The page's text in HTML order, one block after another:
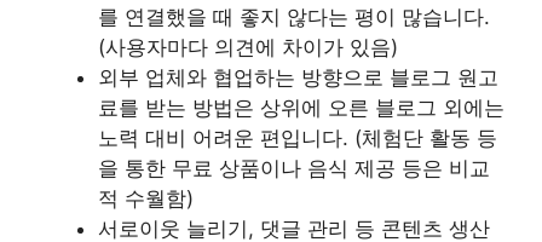
를 연결했을 때 좋지 않다는 평이 많습니다.
(사용자마다 의견에 차이가 있음)
외부 업체와 협업하는 방향으로 블로그 원고
료를 받는 방법은 상위에 오른 블로그 외에는
노력 대비 어려운 편입니다. (체험단 활동 등
을 통한 무료 상품이나 음식 제공 등은 비교
적 수월함)
서로이웃 늘리기, 댓글 관리 등 콘텐츠 생산